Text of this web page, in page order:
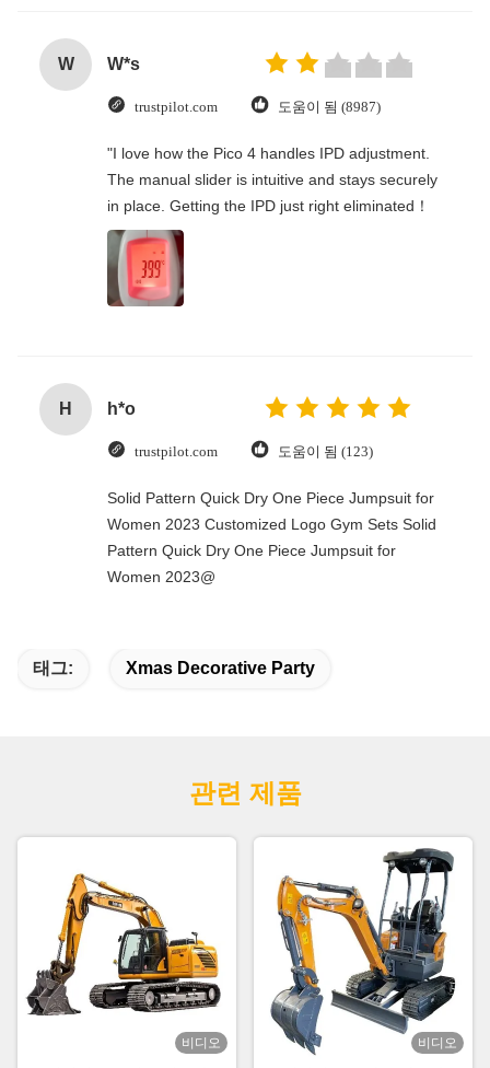
W W*s
trustpilot.com 도움이 됨 (8987)
"I love how the Pico 4 handles IPD adjustment.
The manual slider is intuitive and stays securely
in place. Getting the IPD just right eliminated！
H h*o
trustpilot.com 도움이 됨 (123)
Solid Pattern Quick Dry One Piece Jumpsuit for
Women 2023 Customized Logo Gym Sets Solid
Pattern Quick Dry One Piece Jumpsuit for
Women 2023@
태그: Xmas Decorative Party
관련 제품
비디오 비디오